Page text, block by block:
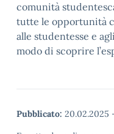
comunità
tutte le opportunità
alle studentesse e
modo di scoprire
Pubblicato: 20.02.2025